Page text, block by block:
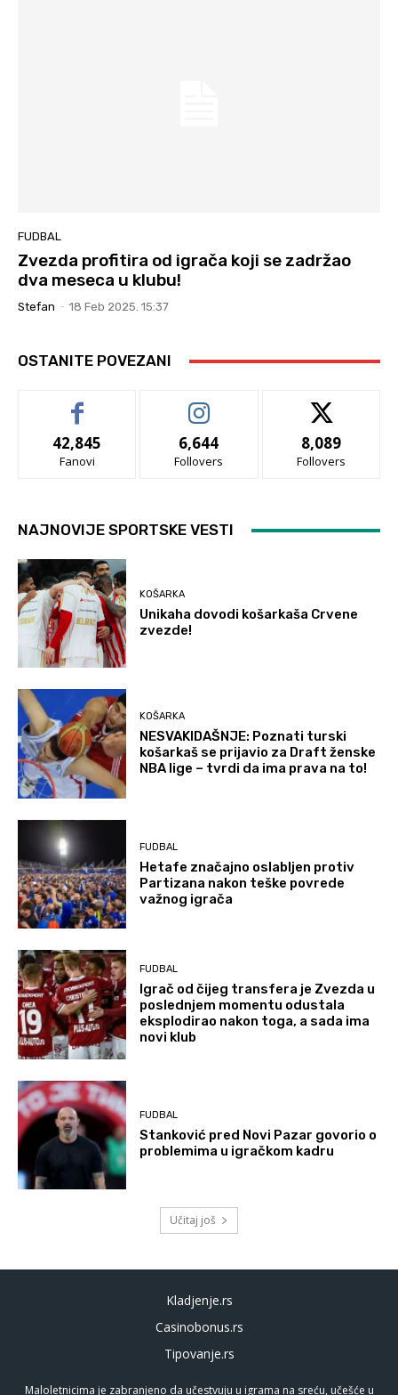
FUDBAL
Zvezda profitira od igrača koji se zadržao
dva meseca u klubu!
Stefan - 18 Feb 2025. 15:37
OSTANITE POVEZANI
42,845
Fanovi
6,644
Follovers
8,089
Follovers
NAJNOVIJE SPORTSKE VESTI
KOŠARKA
Unikaha dovodi košarkaša Crvene
zvezde!
KOŠARKA
NESVAKIDAŠNJE: Poznati turski
košarkaš se prijavio za Draft ženske
NBA lige – tvrdi da ima prava na to!
FUDBAL
Hetafe značajno oslabljen protiv
Partizana nakon teške povrede
važnog igrača
FUDBAL
Igrač od čijeg transfera je Zvezda u
poslednjem momentu odustala
eksplodirao nakon toga, a sada ima
novi klub
FUDBAL
Stanković pred Novi Pazar govorio o
problemima u igračkom kadru
Učitaj još
Kladjenje.rs
Casinobonus.rs
Tipovanje.rs
Maloletnicima je zabranjeno da učestvuju u igrama na sreću, učešće u